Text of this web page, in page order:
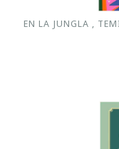
EN LA JUNGLA ,